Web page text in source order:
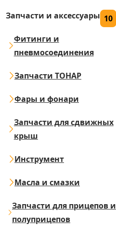
Запчасти и аксессуары 10
Фитинги и
пневмосоединения
Запчасти ТОНАР
Фары и фонари
Запчасти для сдвижных
крыш
Инструмент
Масла и смазки
Запчасти для прицепов и
полуприцепов